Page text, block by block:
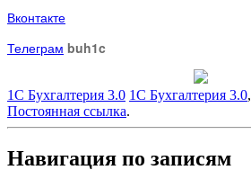
Вконтакте
Телеграм buh1c
1С Бухгалтерия 3.0 1С Бухгалтерия 3.0,
Постоянная ссылка.
Навигация по записям